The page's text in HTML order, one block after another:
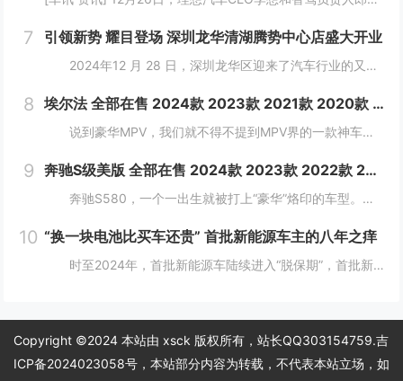
7 引领新势 耀目登场 深圳龙华清湖腾势中心店盛大开业
2024年12 月 28 日，深圳龙华区迎来了汽车行业的又一大盛事——深圳龙华清湖腾势中心盛大开业，标志着腾势品牌在深圳区域布局的进一步拓展，为满...
8 埃尔法 全部在售 2024款 2023款 2021款 2020款 2019款 2018款2024款国六丰田埃尔法酬宾让利 大空间合理布局
说到豪华MPV，我们就不得不提到MPV界的一款神车，那就是"丰田埃尔法"，丰田埃尔法拥有轿车般的舒适度，所以它一直以来都是作为各大公司企业的行政用车。埃尔法...
9 奔驰S级美版 全部在售 2024款 2023款 2022款 2021款 2019款 2018款成都迪兴行汽车平行进口奔驰S级价格最低146万起 售全国
奔驰S580，一个一出生就被打上“豪华”烙印的车型。新车简约又不失精致，大灯和尾灯的光带交相呼应，可以让司机更从容地驾驶车辆。 &nbs...
10 “换一块电池比买车还贵” 首批新能源车主的八年之痒
时至2024年，首批新能源车陆续进入“脱保期”，首批新能源汽车车主正陷入换车还是换电池的两难境地。想要更换老龄电池就将面临天价账单，换电费用甚至高于旧车残值，成为不少车主的烦恼。 工信部等部委明确规定，自2016年起，乘用车...
Copyright ©2024 本站由 xsck 版权所有，站长QQ303154759.吉
ICP备2024023058号，本站部分内容为转载，不代表本站立场，如